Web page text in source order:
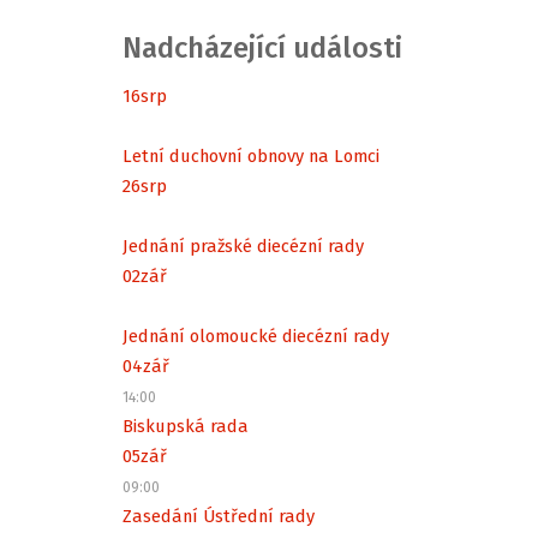
Nadcházející události
16srp
Letní duchovní obnovy na Lomci
26srp
Jednání pražské diecézní rady
02zář
Jednání olomoucké diecézní rady
04zář
14:00
Biskupská rada
05zář
09:00
Zasedání Ústřední rady